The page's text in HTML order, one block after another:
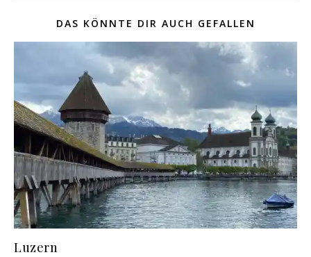
DAS KÖNNTE DIR AUCH GEFALLEN
Luzern